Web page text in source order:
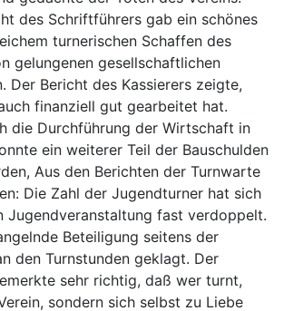
des Schriftführers gab ein schönes
turnerischen Schaffen des
gelungenen gesellschaftlichen
Der Bericht des Kassierers zeigte,
finanziell gut gearbeitet hat.
die Durchführung der Wirtschaft in
ein weiterer Teil der Bauschulden
Aus den Berichten der Turnwarte
Die Zahl der Jugendturner hat sich
Jugendveranstaltung fast verdoppelt.
Beteiligung seitens der
den Turnstunden geklagt. Der
sehr richtig, daß wer turnt,
sondern sich selbst zu Liebe